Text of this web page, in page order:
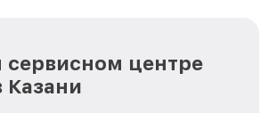
центре
Казани